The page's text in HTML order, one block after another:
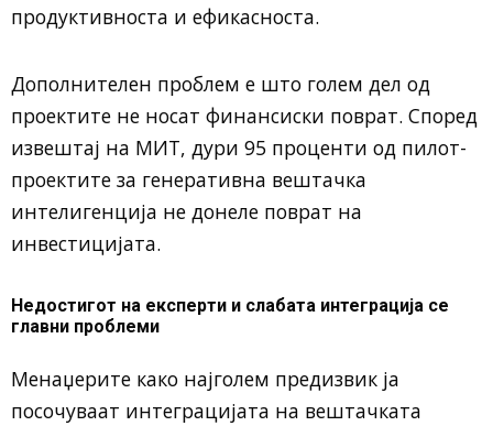
продуктивноста и ефикасноста.
Дополнителен проблем е што голем дел од
проектите не носат финансиски поврат. Според
извештај на МИТ, дури 95 проценти од пилот-
проектите за генеративна вештачка
интелигенција не донеле поврат на
инвестицијата.
Недостигот на експерти и слабата интеграција се
главни проблеми
Менаџерите како најголем предизвик ја
посочуваат интеграцијата на вештачката